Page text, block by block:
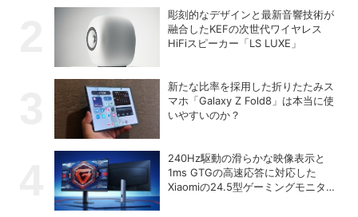
彫刻的なデザインと最新音響技術が
融合したKEFの次世代ワイヤレス
HiFiスピーカー「LS LUXE」
新たな比率を採用した折りたたみス
マホ「Galaxy Z Fold8」は本当に使
いやすいのか？
240Hz駆動の滑らかな映像表示と
1ms GTGの高速応答に対応した
Xiaomiの24.5型ゲーミングモニター